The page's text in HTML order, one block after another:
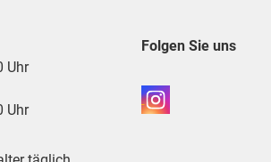
Uhr
Uhr
Folgen Sie uns